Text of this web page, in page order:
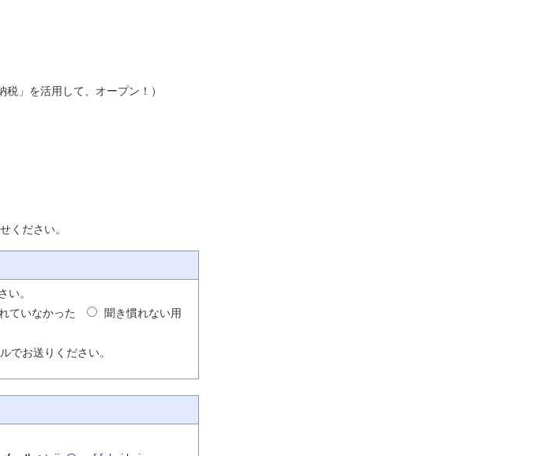
」を活用して、オープン！）
ください。
い。
ていなかった
聞き慣れない用
でお送りください。